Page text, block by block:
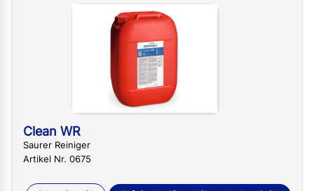
Clean WR
Saurer Reiniger
Artikel Nr. 0675